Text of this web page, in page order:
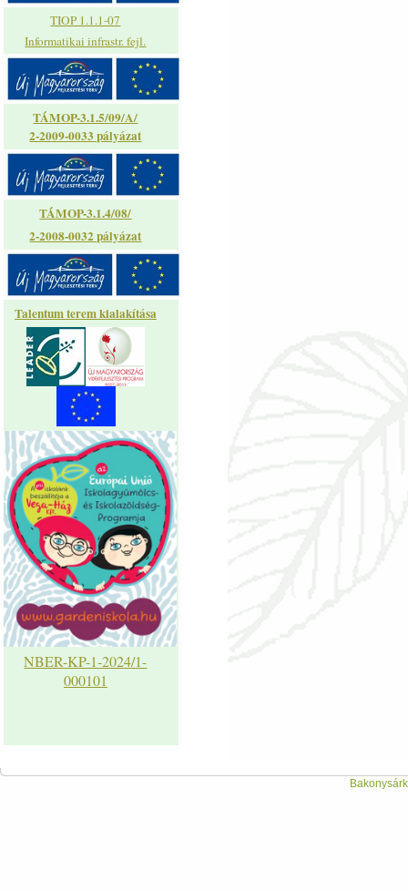
TIOP 1.1.1-07
Informatikai infrastr. fejl.
TÁMOP-3.1.5/09/A/
2-2009-0033 pályázat
TÁMOP-3.1.4/08/
2-2008-0032 pályázat
Talentum terem kialakítása
NBER-KP-1-2024/1-
000101